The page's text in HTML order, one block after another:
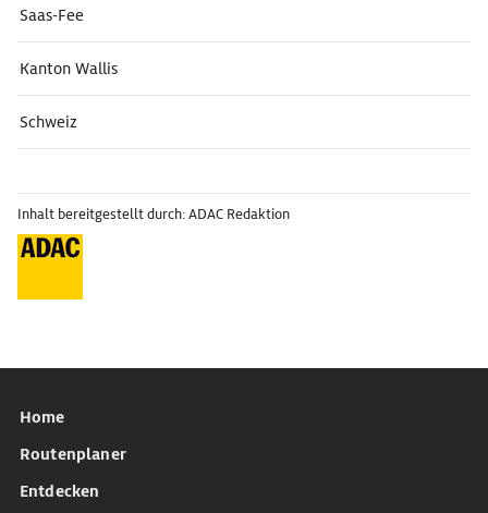
Saas-Fee
Kanton Wallis
Schweiz
Inhalt bereitgestellt durch: ADAC Redaktion
Home
Routenplaner
Entdecken